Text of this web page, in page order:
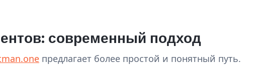
современный подход
предлагает более простой и понятный путь.